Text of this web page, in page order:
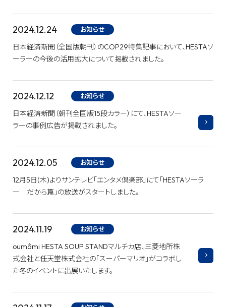
2024.12.24 お知らせ
日本経済新聞（全国版朝刊）のCOP29特集記事において、HESTAソ
ーラーの今後の活用拡大について掲載されました。
2024.12.12 お知らせ
日本経済新聞（朝刊全国版15段カラー）にて、HESTAソー
ラーの事例広告が掲載されました。
2024.12.05 お知らせ
12月5日(木)よりサンテレビ「エンタメ倶楽部」にて「HESTAソーラ
ー だから篇」の放送がスタートしました。
2024.11.19 お知らせ
oumâmi HESTA SOUP STANDマルチカ店、三菱地所株
式会社と任天堂株式会社の「スーパーマリオ」がコラボし
た冬のイベントに出展いたします。